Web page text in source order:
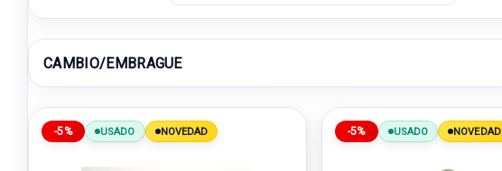
CAMBIO/EMBRAGUE
-5% USADO NOVEDAD -5% USADO NOVEDAD